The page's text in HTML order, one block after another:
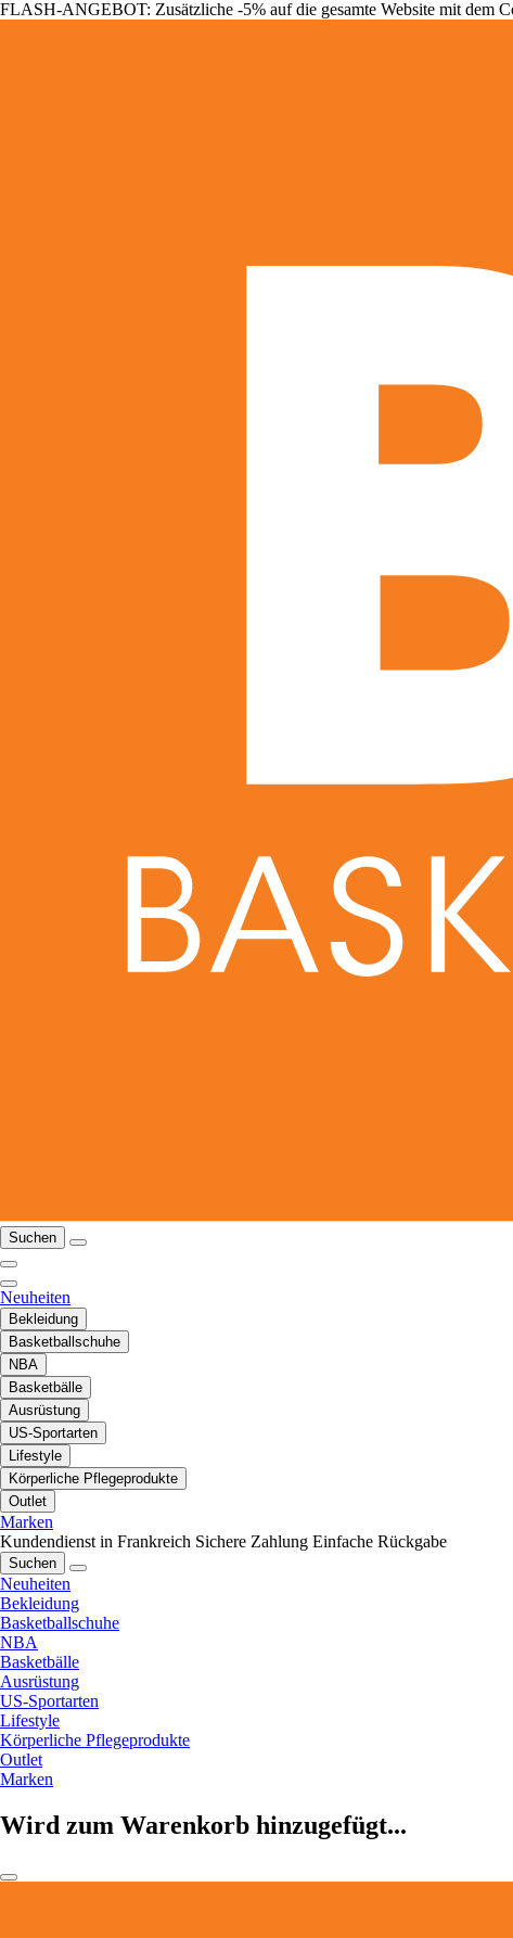
FLASH-ANGEBOT: Zusätzliche -5% auf die gesamte Website mit dem
Suchen
Neuheiten
Bekleidung
Basketballschuhe
NBA
Basketbälle
Ausrüstung
US-Sportarten
Lifestyle
Körperliche Pflegeprodukte
Outlet
Marken
Kundendienst in Frankreich Sichere Zahlung Einfache Rückgabe
Suchen
Neuheiten
Bekleidung
Basketballschuhe
NBA
Basketbälle
Ausrüstung
US-Sportarten
Lifestyle
Körperliche Pflegeprodukte
Outlet
Marken
Wird zum Warenkorb hinzugefügt...